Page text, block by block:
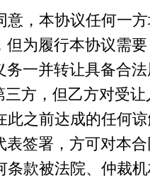
意，本协议任何一
但为履行本协议需
务一并转让具备合
三方，但乙方对受
此之前达成的任何
表签署，方可对本
条款被法院、仲裁